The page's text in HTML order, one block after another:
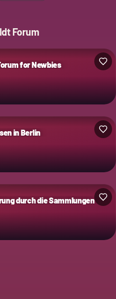
Forum
for Newbies
in Berlin
durch die Sammlungen